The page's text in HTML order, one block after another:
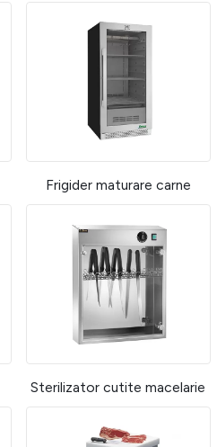
Frigider maturare carne
Sterilizator cutite macelarie